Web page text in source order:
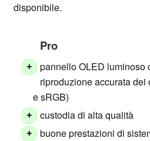
disponibile.
Pro
+
pannello OLED luminoso
riproduzione accurata dei
e sRGB)
+ custodia di alta qualità
+ buone prestazioni di